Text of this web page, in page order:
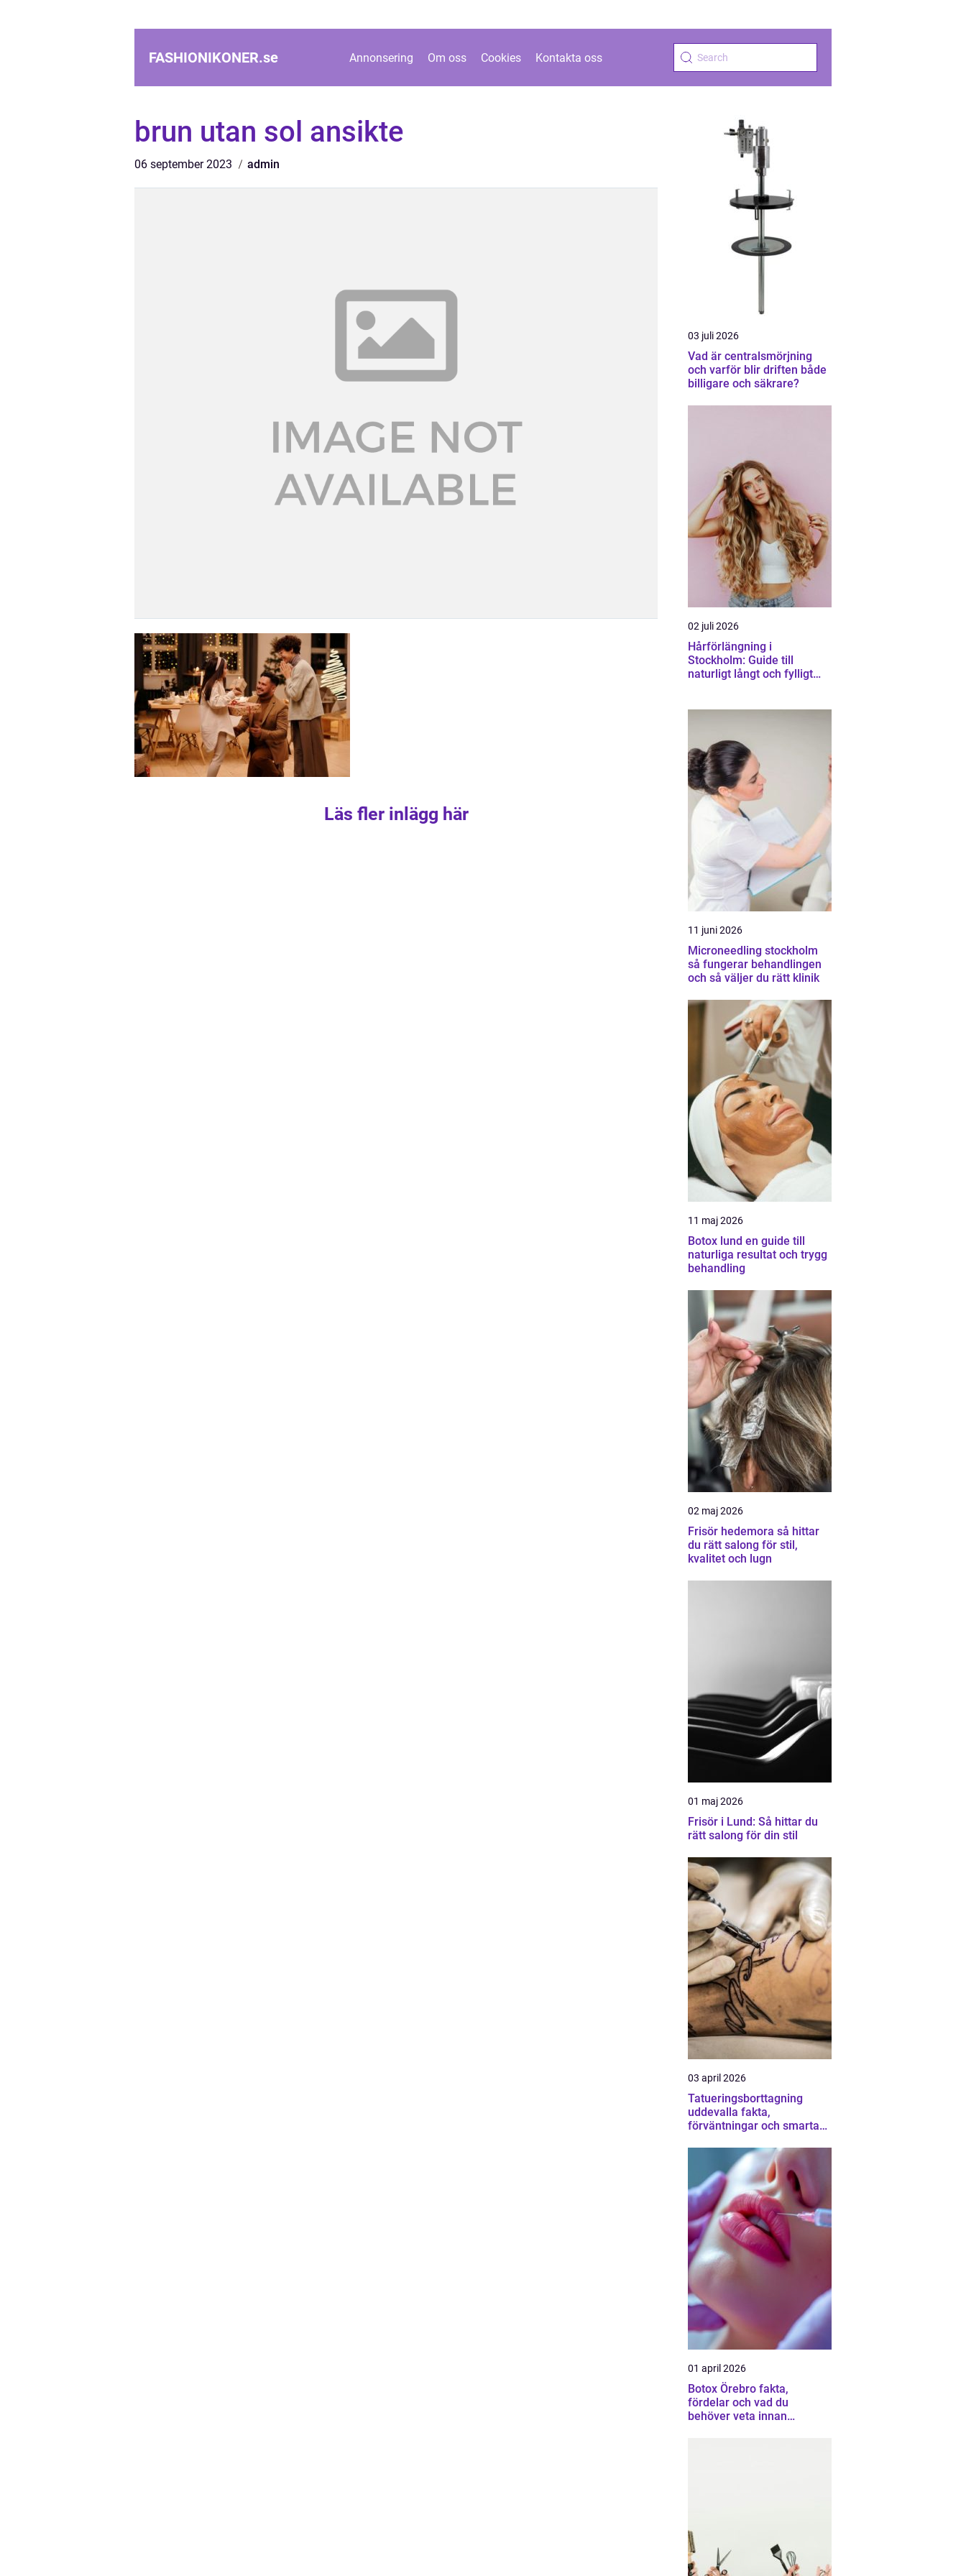
FASHIONIKONER.se Annonsering Om oss Cookies Kontakta oss
brun utan sol ansikte
06 september 2023 admin
Läs fler inlägg här
03 juli 2026
Vad är centralsmörjning
och varför blir driften både
billigare och säkrare?
02 juli 2026
Hårförlängning i
Stockholm: Guide till
naturligt långt och fylligt
11 juni 2026
Microneedling stockholm
så fungerar behandlingen
och så väljer du rätt klinik
11 maj 2026
Botox lund en guide till
naturliga resultat och trygg
behandling
02 maj 2026
Frisör hedemora så hittar
du rätt salong för stil,
kvalitet och lugn
01 maj 2026
Frisör i Lund: Så hittar du
rätt salong för din stil
03 april 2026
Tatueringsborttagning
uddevalla fakta,
förväntningar och smarta
01 april 2026
Botox Örebro fakta,
fördelar och vad du
behöver veta innan